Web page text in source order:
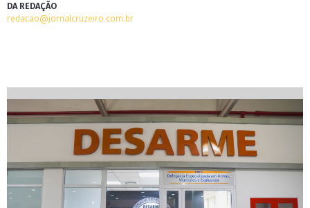
DA REDAÇÃO
redacao@jornalcruzeiro.com.br